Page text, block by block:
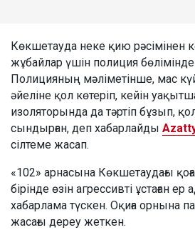
Көкшетауда неке қию рәсімінен
жұбайлар үшін полиция
Полицияның мәліметінше, мас
әйеліне қол көтеріп, кейін
изоляторында да тәртіп бұзып,
сындырған, деп хабарлайды
сілтеме жасап.
«102» арнасына Көкшетаудағы
бірінде өзін агрессивті ұстаған
хабарлама түскен. Оқиға орнына
жасағы дереу жеткен.